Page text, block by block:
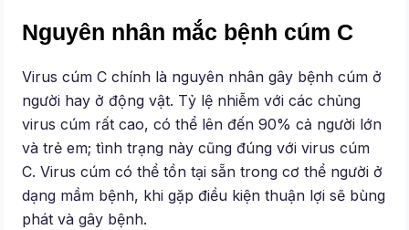
Nguyên nhân mắc bệnh cúm C
Virus cúm C chính là nguyên nhân gây bệnh cúm ở
người hay ở động vật. Tỷ lệ nhiễm với các chủng
virus cúm rất cao, có thể lên đến 90% cả người lớn
và trẻ em; tình trạng này cũng đúng với virus cúm
C. Virus cúm có thể tồn tại sẵn trong cơ thể người ở
dạng mầm bệnh, khi gặp điều kiện thuận lợi sẽ bùng
phát và gây bệnh.